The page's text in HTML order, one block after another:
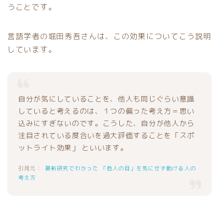
うことです。
言語学者の堀田秀吾さんは、この効果についてこう説明
しています。
自分が気にしていることを、他人も同じぐらい意識
していると考えるのは、１つの偏った考え方＝思い
込みにすぎないのです。こうした、自分が他人から
注目されている度合いを過大評価することを「スポ
ットライト効果」 といいます。
最新研究でわかった 「他人の目」を気にせず動ける人の
考え方